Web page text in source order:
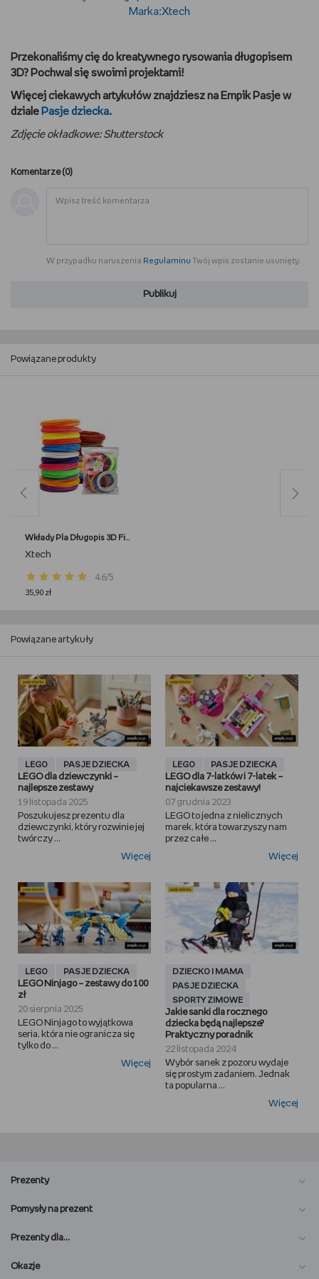
Przekonaliśmy cię do kreatywnego rysowania długopisem
3D? Pochwal się swoimi projektami!
Więcej ciekawych artykułów znajdziesz na Empik Pasje w
dziale Pasje dziecka.
Zdjęcie okładkowe: Shutterstock
Komentarze (0)
W przypadku naruszenia Regulaminu Twój wpis zostanie usunięty.
Publikuj
Powiązane produkty
Wkłady Pla Długopis 3D Filament Pen 200M Mix
Xtech
4.6/5
35,90 zł
Powiązane artykuły
LEGO PASJE DZIECKA
LEGO dla dziewczynki –
najlepsze zestawy
19 listopada 2025
Poszukujesz prezentu dla
dziewczynki, który rozwinie jej
twórczy ...
Więcej
LEGO PASJE DZIECKA
LEGO dla 7-latków i 7-latek –
najciekawsze zestawy!
07 grudnia 2023
LEGO to jedna z nielicznych
marek, która towarzyszy nam
przez całe ...
Więcej
LEGO PASJE DZIECKA
LEGO Ninjago – zestawy do 100
zł
20 sierpnia 2025
LEGO Ninjago to wyjątkowa
seria, która nie ogranicza się
tylko do ...
Więcej
DZIECKO I MAMA
PASJE DZIECKA
SPORTY ZIMOWE
Jakie sanki dla rocznego
dziecka będą najlepsze?
Praktyczny poradnik
22 listopada 2024
Wybór sanek z pozoru wydaje
się prostym zadaniem. Jednak
ta popularna ...
Więcej
Prezenty
Pomysły na prezent
Prezenty dla…
Okazje